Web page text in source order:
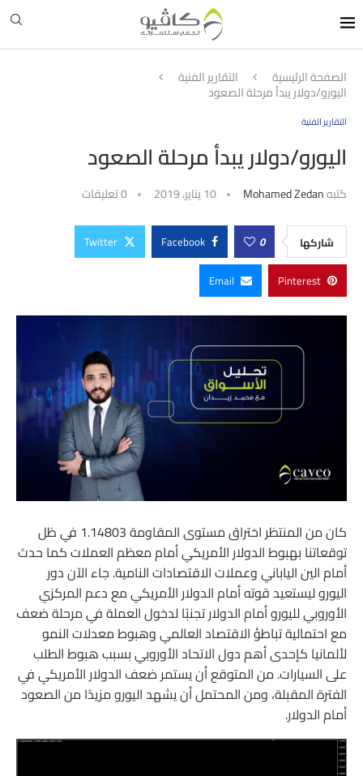
الصفحة الرئيسية التقارير الفنية
اليورو/دولار يبدأ مرحلة الصعود
التقارير الفنية
اليورو/دولار يبدأ مرحلة الصعود
كتبهMohamed Zedan 10 يناير، 2019 0 تعليقات
شاركها 0
Facebook
Twitter
Pinterest
Email
كان من المنتظر اختراق مستوى المقاومة 1.14803 في ظل
توقعاتنا بهبوط الدولار الأمريكي أمام معظم العملات كما حدث
أمام الين الياباني وعملات الاقتصادات النامية. جاء الآن دور
اليورو ليستعيد قوته أمام الدولار الأمريكي مع دعم المركزي
الأوروبي لليورو أمام الدولار تجنبًا لدخول العملة في مرحلة ضعف
مع احتمالية تباطؤ الاقتصاد العالمي وهبوط معدلات النمو
لألمانيا كإحدى أهم دول الاتحاد الأوروبي بسبب هبوط الطلب
على السيارات. من المتوقع أن يستمر ضعف الدولار الأمريكي في
الفترة المقبلة، ومن المحتمل أن يشهد اليورو مزيدًا من الصعود
أمام الدولار.